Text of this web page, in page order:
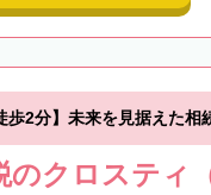
歩2分】未来を見据えた相
のクロスティ